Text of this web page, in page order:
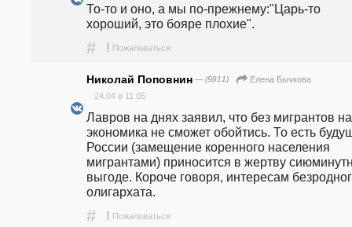
То-то и оно, а мы по-прежнему:"Царь-то
хороший, это бояре плохие".
# ! Пожаловаться
Николай Поповнин — (9811)
Елена Бычкова
24.04 в 11:05
Лавров на днях заявил, что без мигрантов
экономика не сможет обойтись. То есть
России (замещение коренного населения
мигрантами) приносится в жертву
выгоде. Короче говоря, интересам
олигархата.
# ! Пожаловаться